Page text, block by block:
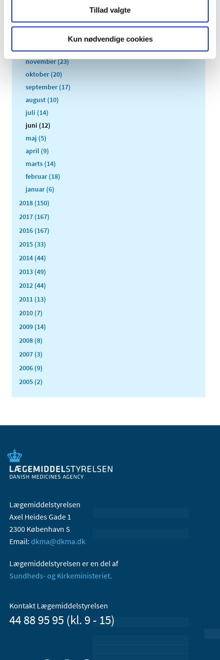
Tillad valgte
Kun nødvendige cookies
2020 (263)
december (11)
november (23)
oktober (20)
september (17)
august (10)
juli (14)
juni (12)
maj (5)
april (9)
marts (14)
februar (18)
januar (6)
2018 (150)
2017 (167)
2016 (167)
2015 (33)
2014 (44)
2013 (49)
2012 (44)
2011 (13)
2010 (7)
2009 (14)
2008 (8)
2007 (3)
2006 (9)
2005 (2)
Lægemiddelstyrelsen
Axel Heides Gade 1
2300 København S
Email: dkma@dkma.dk
Lægemiddelstyrelsen er en del af
Sundheds- og Kirkeministeriet.
Kontakt Lægemiddelstyrelsen
44 88 95 95 (kl. 9 - 15)